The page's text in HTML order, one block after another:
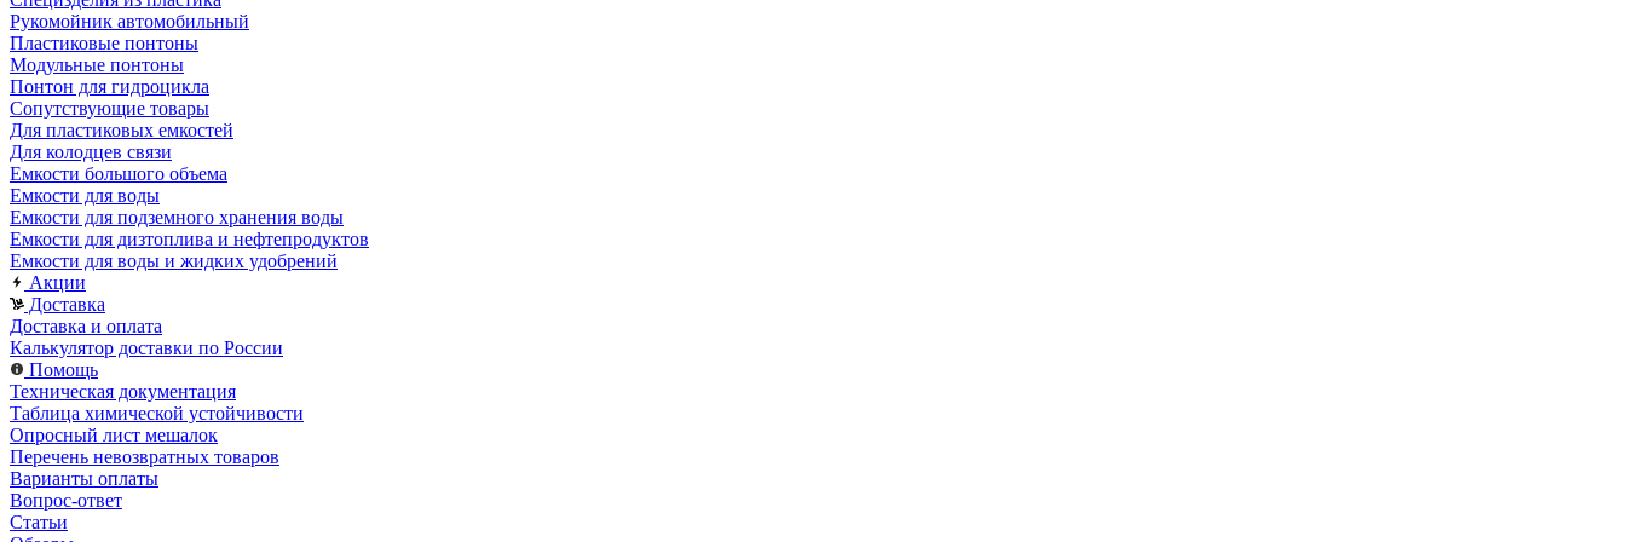
Рукомойник автомобильный
Пластиковые понтоны
Модульные понтоны
Понтон для гидроцикла
Сопутствующие товары
Для пластиковых емкостей
Для колодцев связи
Емкости большого объема
Емкости для воды
Емкости для подземного хранения воды
Емкости для дизтоплива и нефтепродуктов
Емкости для воды и жидких удобрений
Акции
Доставка
Доставка и оплата
Калькулятор доставки по России
Помощь
Техническая документация
Таблица химической устойчивости
Опросный лист мешалок
Перечень невозвратных товаров
Варианты оплаты
Вопрос-ответ
Статьи